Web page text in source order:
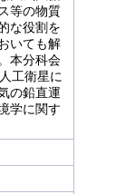
等の物質
な役割を
いても解
本分科会
工衛星に
の鉛直運
学に関す